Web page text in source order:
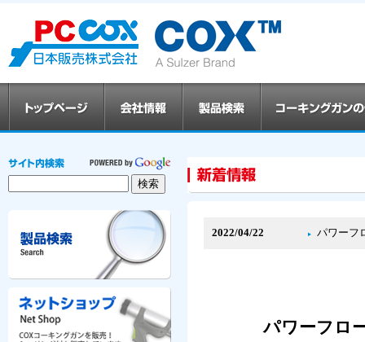
2022/04/22 パワーフ
パワーフロ